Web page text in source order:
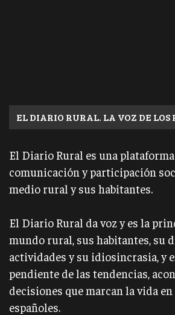
EL DIARIO RURAL. LA VOZ DE LOS
El Diario Rural es una
comunicación y participación
medio rural y sus habitantes.
El Diario Rural da voz y es la
mundo rural, sus habitantes, su
actividades y su idiosincrasia, y
pendiente de las tendencias,
decisiones que marcan la vida
españoles.